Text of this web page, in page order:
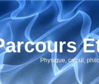
Physique, calcul,